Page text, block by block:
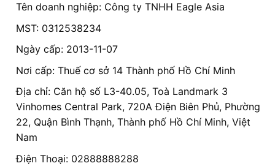
Tên doanh nghiệp: Công ty TNHH Eagle Asia
MST: 0312538234
Ngày cấp: 2013-11-07
Nơi cấp: Thuế cơ sở 14 Thành phố Hồ Chí Minh
Địa chỉ: Căn hộ số L3-40.05, Toà Landmark 3
Vinhomes Central Park, 720A Điện Biên Phủ, Phường
22, Quận Bình Thạnh, Thành phố Hồ Chí Minh, Việt
Nam
Điện Thoại: 02888888288